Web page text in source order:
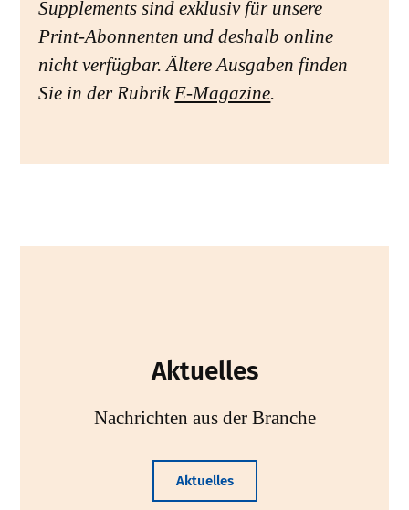
Supplements sind exklusiv für unsere
Print-Abonnenten und deshalb online
nicht verfügbar. Ältere Ausgaben finden
Sie in der RubrikE-Magazine.
Aktuelles
Nachrichten aus der Branche
Aktuelles